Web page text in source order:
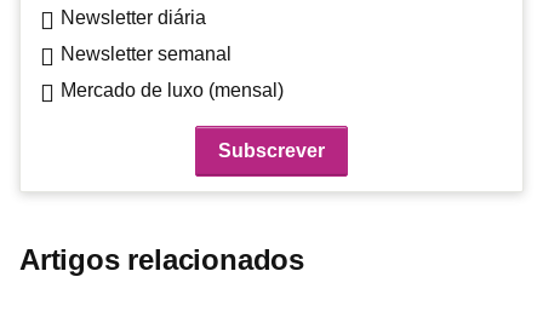
Newsletter diária
Newsletter semanal
Mercado de luxo (mensal)
Artigos relacionados